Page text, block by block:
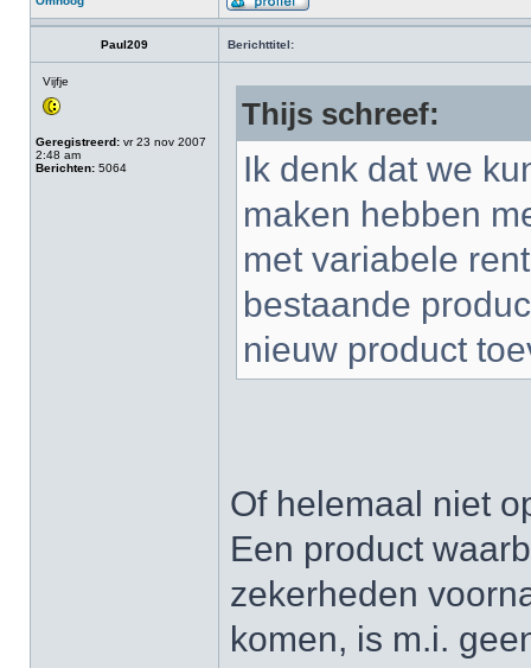
Paul209 Berichttitel:
Vijfje
Geregistreerd: vr 23 nov 2007
2:48 am
Berichten: 5064
Thijs schreef:
Ik denk dat we
maken hebben
met variabele
bestaande
nieuw product
Of helemaal niet
Een product
zekerheden
komen, is m.i.